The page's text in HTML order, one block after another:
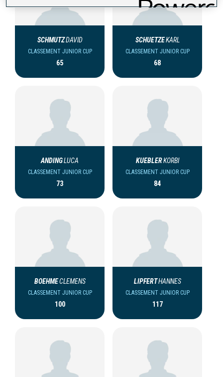
SCHMUTZDAVID
CLASSEMENT JUNIOR CUP
65
SCHUETZEKARL
CLASSEMENT JUNIOR CUP
68
ANDINGLUCA
CLASSEMENT JUNIOR CUP
73
KUEBLERKORBI
CLASSEMENT JUNIOR CUP
84
BOEHMECLEMENS
CLASSEMENT JUNIOR CUP
100
LIPFERTHANNES
CLASSEMENT JUNIOR CUP
117